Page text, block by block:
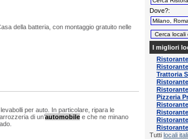
della batteria, con montaggio gratuito nelle
per auto. In particolare, ripara le
di un’automobile e che ne minano
Dove?:
I migliori
Trattoria
Pizzeria
Tutti locali